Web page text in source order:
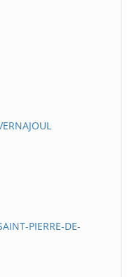
PIERRE-DE-